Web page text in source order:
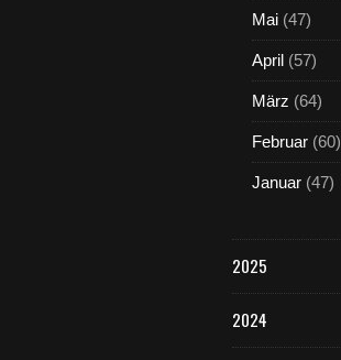
Mai (47)
April (57)
März (64)
Februar (60)
Januar (47)
2025
2024